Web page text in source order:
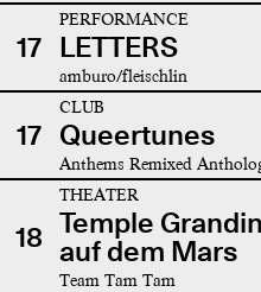
17
PERFORMANCE
LETTERS
amburo/fleischlin
17
CLUB
Queertunes
Anthems Remixed
18
THEATER
Temple
auf dem Mars
Team Tam Tam